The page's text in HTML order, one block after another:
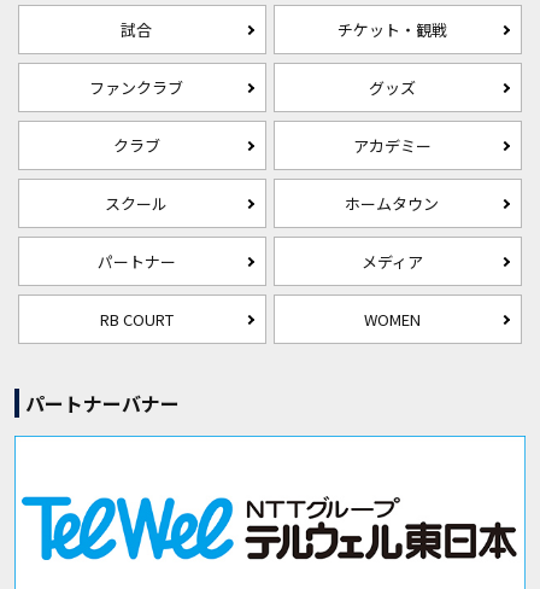
試合 チケット・観戦
ファンクラブ グッズ
クラブ アカデミー
スクール ホームタウン
パートナー メディア
RB COURT WOMEN
パートナーバナー